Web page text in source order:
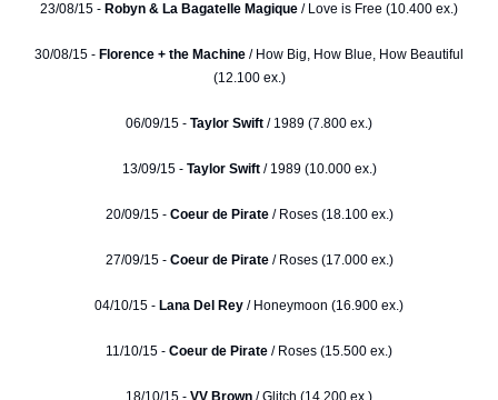
23/08/15 - Robyn & La Bagatelle Magique / Love is Free (10.400 ex.)
30/08/15 - Florence + the Machine / How Big, How Blue, How Beautiful
(12.100 ex.)
06/09/15 - Taylor Swift / 1989 (7.800 ex.)
13/09/15 - Taylor Swift / 1989 (10.000 ex.)
20/09/15 - Coeur de Pirate/ Roses (18.100 ex.)
27/09/15 - Coeur de Pirate/ Roses (17.000 ex.)
04/10/15 - Lana Del Rey / Honeymoon (16.900 ex.)
11/10/15 - Coeur de Pirate / Roses (15.500 ex.)